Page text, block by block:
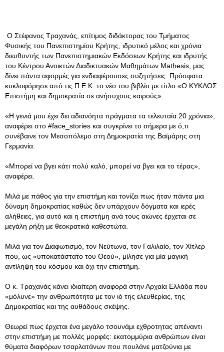
Ο Στέφανος Τραχανάς, επίτιμος διδάκτορας του Τμήματος
Φυσικής του Πανεπιστημίου Κρήτης, ιδρυτικό μέλος και χρόνια
διευθυντής των Πανεπιστημιακών Εκδόσεων Κρήτης και ιδρυτής
του Κέντρου Ανοικτών Διαδικτυακών Μαθημάτων Mathesis, μας
δίνει πάντα αφορμές για ενδιαφέρουσες συζητήσεις. Πρόσφατα
κυκλοφόρησε από τις Π.Ε.Κ. το νέο του βιβλίο με τίτλο «Ο ΚΥΚΛΟΣ
Επιστήμη και δημοκρατία σε ανήσυχους καιρούς».
«Η γενιά μου έχει δει αδιανόητα πράγματα τα τελευταία 20 χρόνια»,
αναφέρει στο #face_stories και συγκρίνει το σήμερα με ό,τι
συνέβαινε τον Μεσοπόλεμο στη Δημοκρατία της Βαϊμάρης στη
Γερμανία.
«Μπορεί να βγει κάτι πολύ καλό, μπορεί να βγει και το τέρας»,
αναφέρει.
Μιλά με πάθος για την επιστήμη και τονίζει πως ήταν πάντα μια
δύναμη δημοκρατίας καθώς δεν υπάρχουν δόγματα και ιερές
αλήθειες, για αυτό και η επιστήμη ανά τους αιώνες έρχεται σε
μεγάλη ρήξη με θεοκρατικά καθεστώτα.
Μιλά για τον Διαφωτισμό, τον Νεύτωνα, τον Γαλιλαίο, τον Χίτλερ
που, ως «υποκατάστατο του Θεού», μίλησε για μία μαγική
αντίληψη του κόσμου και όχι την επιστήμη.
Ο κ. Τραχανάς κάνει ιδιαίτερη αναφορά στην Αρχαία Ελλάδα που
«μόλυνε» την ανθρωπότητα με τον ιό της ελευθερίας, της
Δημοκρατίας και της αυθάδους σκέψης.
Θεωρεί πως έρχεται ένα μεγάλο τσουνάμι εχθροτητας απέναντι
στην επιστήμη με πολλές μορφές: εκατομμύρια ανθρώπων είναι
θύματα διαφόρων τσαρλατάνων που πουλάνε ματζούνια με